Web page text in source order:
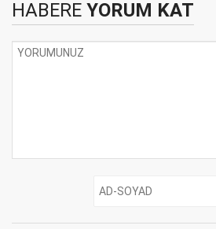
HABERE YORUM KAT